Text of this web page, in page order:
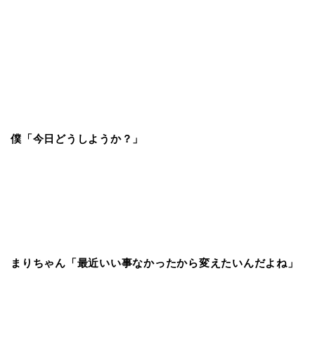
僕「今日どうしようか？」
まりちゃん「最近いい事なかったから変えたいんだよね」